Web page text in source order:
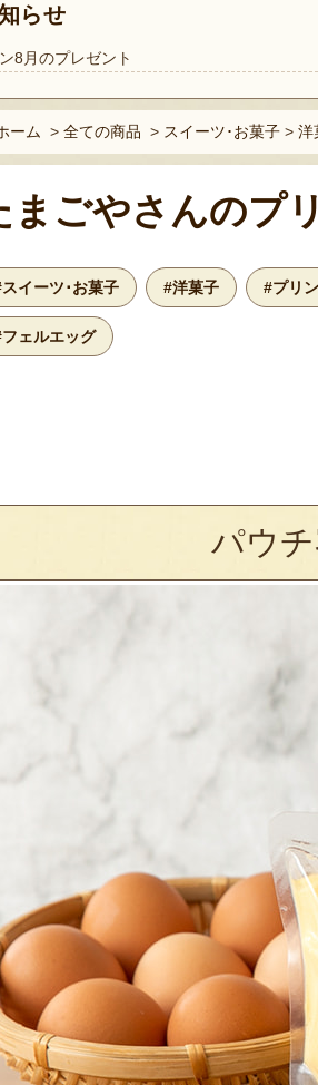
らせ
8月のプレゼント
ーム > 全ての商品 > スイーツ･お菓子 > 洋
まごやさんのプ
イーツ･お菓子 #洋菓子 #プリ
ェルエッグ
パウ